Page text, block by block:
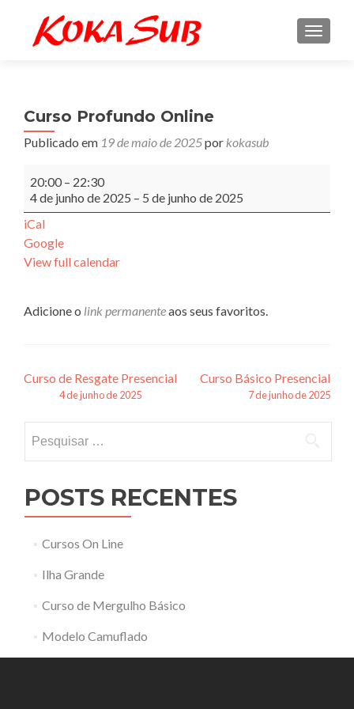
Curso Profundo Online
Publicado em 19 de maio de 2025por kokasub
Profundo
Online
20:00 – 22:30
4 de junho de 2025 – 5 de junho de 2025
iCal
Google
View full calendar
Adicione o link permanenteaos seus favoritos.
Navegação
posts
Curso de Resgate Presencial
4 de junho de 2025
Curso Básico Presencial
7 de junho de 2025
por:
POSTS RECENTES
Cursos On Line
Ilha Grande
Curso de Mergulho Básico
Modelo Camuflado